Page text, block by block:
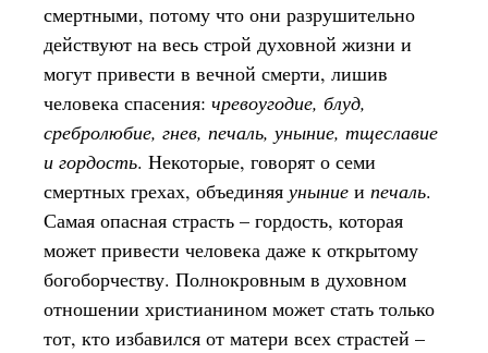
смертными, потому что они разрушительно
действуют на весь строй духовной жизни и
могут привести в вечной смерти, лишив
человека спасения: чревоугодие, блуд,
сребролюбие, гнев, печаль, уныние, тщеславие
и гордость. Некоторые, говорят о семи
смертных грехах, объединяя уныние и печаль.
Самая опасная страсть – гордость, которая
может привести человека даже к открытому
богоборчеству. Полнокровным в духовном
отношении христианином может стать только
тот, кто избавился от матери всех страстей –